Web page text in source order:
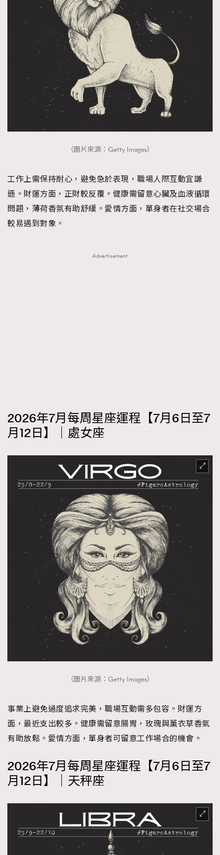
TRENDING
（圖片來源：Getty Images）
工作上需保持耐心，避免急於表現，職場人際互動宜謙
遜。財運方面，正財較反覆。健康需留意心臟及血液循環
問題，薄荷香氛有助舒緩。愛情方面，單身者在社交場合
較易遇到對象。
Advertisement
2026年7月每周星座運程【7月6日至7
月12日】｜處女座
（圖片來源：Getty Images）
事業上避免過度追求完美，職場互動需多包容。財運方
面，最近支出較多。健康需留意腸胃，玫瑰與薰衣草香氣
有助放鬆。愛情方面，單身者可留意工作場合的機會。
2026年7月每周星座運程【7月6日至7
月12日】｜天秤座